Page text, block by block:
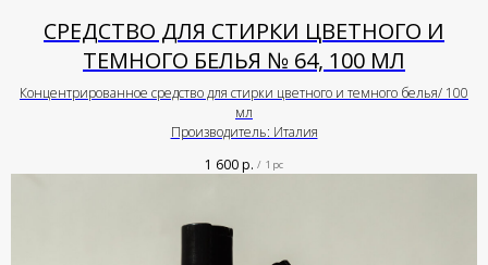
СРЕДСТВО ДЛЯ СТИРКИ ЦВЕТНОГО И
ТЕМНОГО БЕЛЬЯ № 64, 100 МЛ
Концентрированное средство для стирки цветного и темного белья/ 100
мл
Производитель: Италия
1 600р. / 1 pc